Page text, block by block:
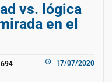
vs. lógica
en el
17/07/2020